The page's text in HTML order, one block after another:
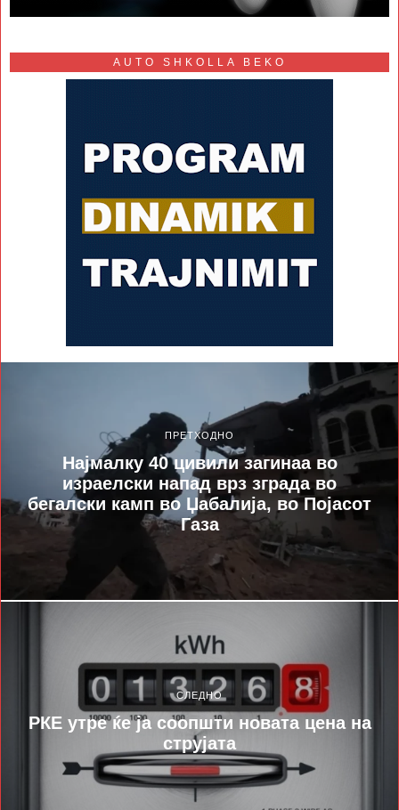
AUTO SHKOLLA BEKO
ПРЕТХОДНО
Најмалку 40 цивили загинаа во
израелски напад врз зграда во
бегалски камп во Џабалија, во Појасот
Газа
СЛЕДНО
РКЕ утре ќе ја соопшти новата цена на
струјата